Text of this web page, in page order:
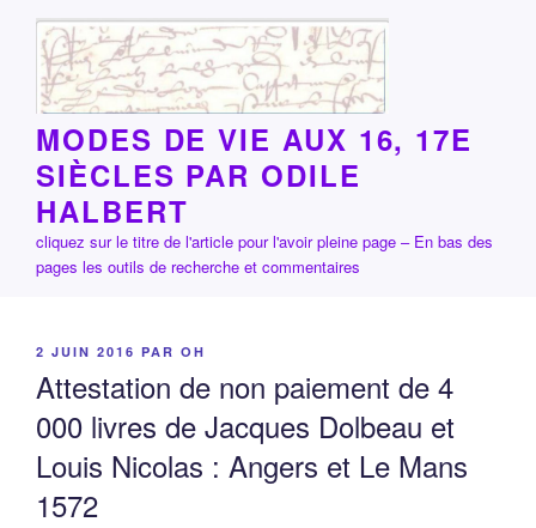
contenu
principal
MODES DE VIE AUX 16, 17E
SIÈCLES PAR ODILE
HALBERT
cliquez sur le titre de l'article pour l'avoir pleine page – En bas des
pages les outils de recherche et commentaires
PUBLIÉ
2 JUIN 2016 PAR OH
Attestation de non paiement de 4
000 livres de Jacques Dolbeau et
Louis Nicolas : Angers et Le Mans
1572